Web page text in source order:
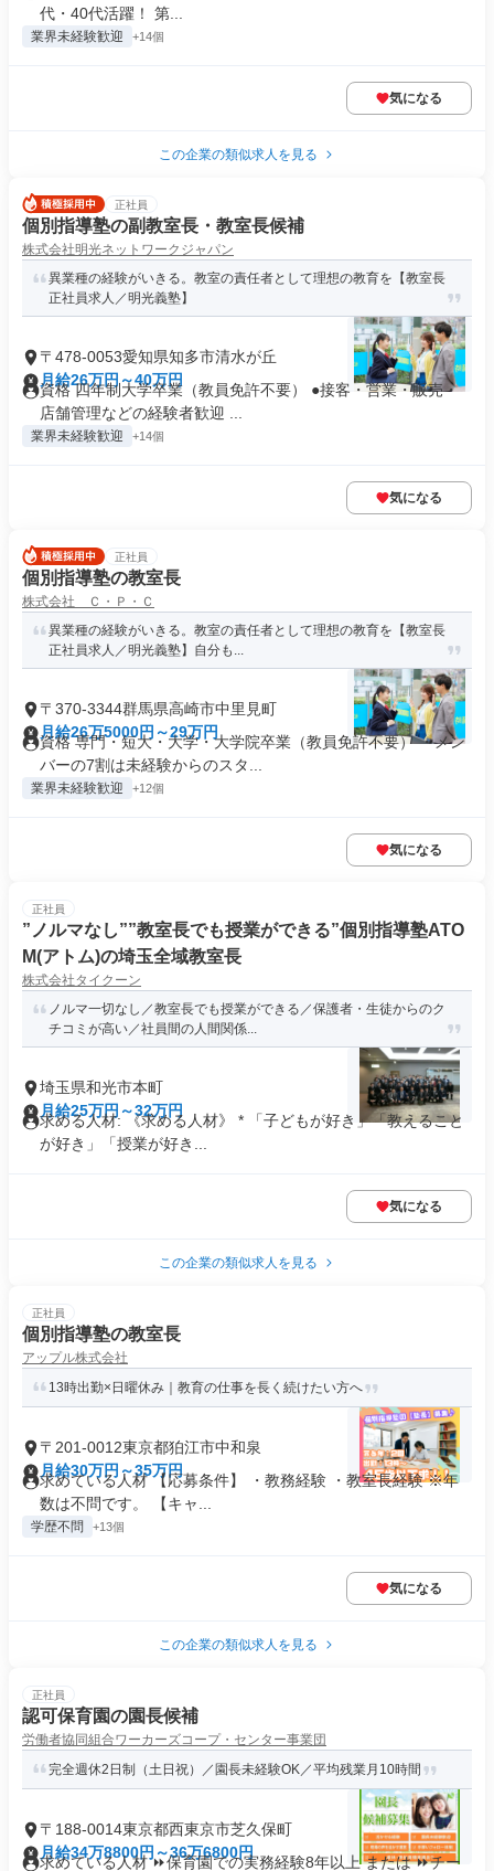
代・40代活躍！ 第...
業界未経験歓迎 +14個
気になる
この企業の類似求人を見る
正社員
個別指導塾の副教室長・教室長候補
株式会社明光ネットワークジャパン
異業種の経験がいきる。教室の責任者として理想の教育を【教室長
正社員求人／明光義塾】
〒478-0053愛知県知多市清水が丘
月給26万円～40万円
資格 四年制大学卒業（教員免許不要） ●接客・営業・販売・
店舗管理などの経験者歓迎 ...
業界未経験歓迎 +14個
気になる
正社員
個別指導塾の教室長
株式会社 Ｃ・Ｐ・Ｃ
異業種の経験がいきる。教室の責任者として理想の教育を【教室長
正社員求人／明光義塾】自分も...
〒370-3344群馬県高崎市中里見町
月給26万5000円～29万円
資格 専門・短大・大学・大学院卒業（教員免許不要） ・メン
バーの7割は未経験からのスタ...
業界未経験歓迎 +12個
気になる
正社員
”ノルマなし””教室長でも授業ができる”個別指導塾ATO
M(アトム)の埼玉全域教室長
株式会社タイクーン
ノルマ一切なし／教室長でも授業ができる／保護者・生徒からのク
チコミが高い／社員間の人間関係...
埼玉県和光市本町
月給25万円～32万円
求める人材: 《求める人材》 * 「子どもが好き」「教えること
が好き」「授業が好き...
気になる
この企業の類似求人を見る
正社員
個別指導塾の教室長
アップル株式会社
13時出勤×日曜休み｜教育の仕事を長く続けたい方へ
〒201-0012東京都狛江市中和泉
月給30万円～35万円
求めている人材 【応募条件】 ・教務経験 ・教室長経験 ※年
数は不問です。 【キャ...
学歴不問 +13個
気になる
この企業の類似求人を見る
正社員
認可保育園の園長候補
労働者協同組合ワーカーズコープ・センター事業団
完全週休2日制（土日祝）／園長未経験OK／平均残業月10時間
〒188-0014東京都西東京市芝久保町
月給34万8800円～36万6800円
求めている人材 ⏩保育園での実務経験8年以上 または ⏩チー